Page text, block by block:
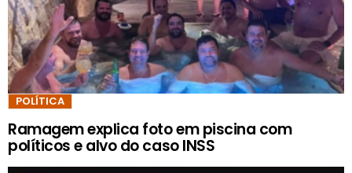
POLÍTICA
Ramagem explica foto em piscina com
políticos e alvo do caso INSS